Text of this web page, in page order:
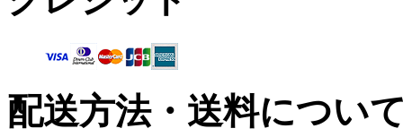
配送方法・送料につい